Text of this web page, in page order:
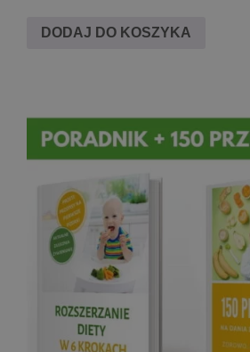
wynosiła:wynosi:
DODAJ DO KOSZYKA